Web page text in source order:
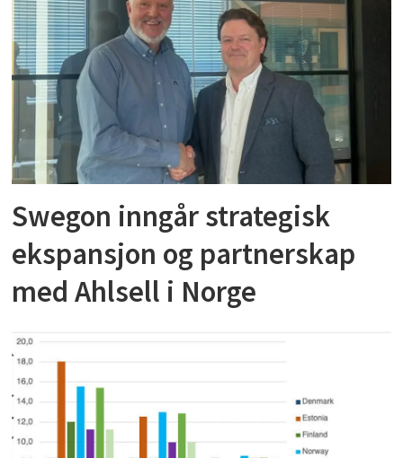
Swegon inngår strategisk
ekspansjon og partnerskap
med Ahlsell i Norge